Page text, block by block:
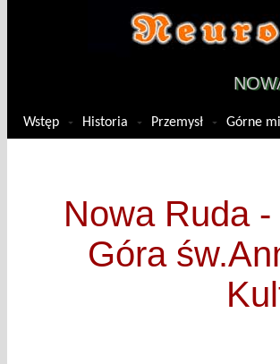
Wstęp Historia Przemysł Górne
Nowa Ruda
Góra